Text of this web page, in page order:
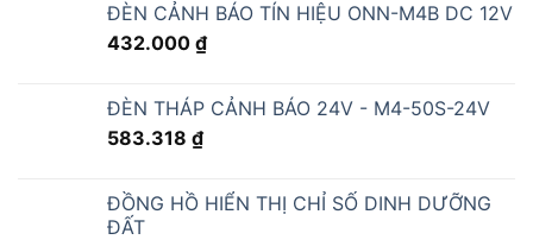
ĐÈN CẢNH BÁO TÍN HIỆU ONN-M4B DC 12V
432.000 ₫
ĐÈN THÁP CẢNH BÁO 24V - M4-50S-24V
583.318 ₫
ĐỒNG HỒ HIỂN THỊ CHỈ SỐ DINH DƯỠNG
ĐẤT